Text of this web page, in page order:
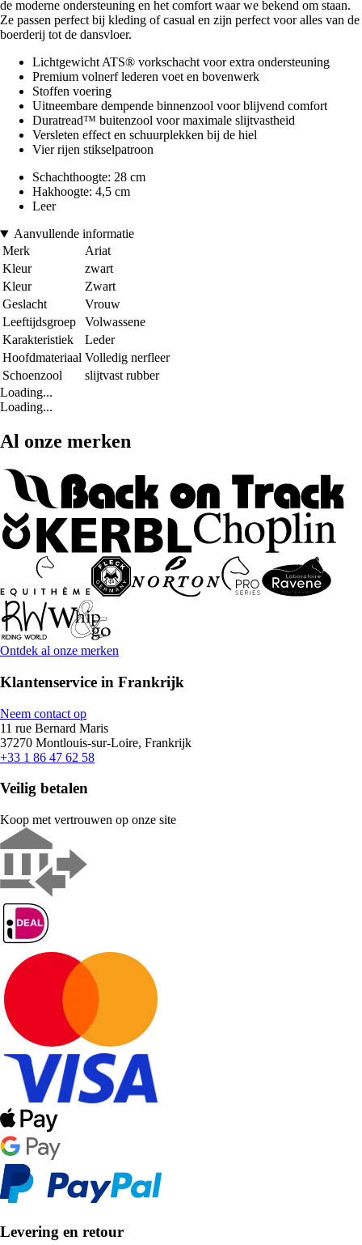
de moderne ondersteuning en het comfort waar we bekend om staan.
Ze passen perfect bij kleding of casual en zijn perfect voor alles van de
boerderij tot de dansvloer.
Lichtgewicht ATS® vorkschacht voor extra ondersteuning
Premium volnerf lederen voet en bovenwerk
Stoffen voering
Uitneembare dempende binnenzool voor blijvend comfort
Duratread™ buitenzool voor maximale slijtvastheid
Versleten effect en schuurplekken bij de hiel
Vier rijen stikselpatroon
Schachthoogte: 28 cm
Hakhoogte: 4,5 cm
Leer
Aanvullende informatie
Merk
Ariat
Kleur
zwart
Kleur
Zwart
Geslacht
Vrouw
Leeftijdsgroep
Volwassene
Karakteristiek
Leder
Hoofdmateriaal Volledig nerfleer
Schoenzool
slijtvast rubber
Loading...
Loading...
Al onze merken
Ontdek al onze merken
Klantenservice in Frankrijk
Neem contact op
11 rue Bernard Maris
37270 Montlouis-sur-Loire, Frankrijk
+33 1 86 47 62 58
Veilig betalen
Koop met vertrouwen op onze site
Levering en retour